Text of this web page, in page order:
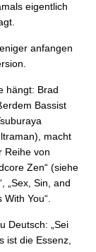
eigentlich
anfangen
hängt: Brad
Bassist
macht
Reihe von
Zen“ (siehe
„Sex, Sin, and
You“.
Deutsch: „Sei
ist die Essenz,